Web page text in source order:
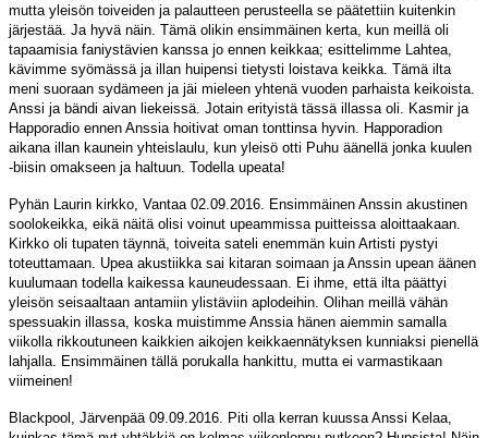
mutta yleisön toiveiden ja palautteen perusteella se päätettiin kuitenkin
järjestää. Ja hyvä näin. Tämä olikin ensimmäinen kerta, kun meillä oli
tapaamisia faniystävien kanssa jo ennen keikkaa; esittelimme Lahtea,
kävimme syömässä ja illan huipensi tietysti loistava keikka. Tämä ilta
meni suoraan sydämeen ja jäi mieleen yhtenä vuoden parhaista keikoista.
Anssi ja bändi aivan liekeissä. Jotain erityistä tässä illassa oli. Kasmir ja
Happoradio ennen Anssia hoitivat oman tonttinsa hyvin. Happoradion
aikana illan kaunein yhteislaulu, kun yleisö otti Puhu äänellä jonka kuulen
-biisin omakseen ja haltuun. Todella upeata!
Pyhän Laurin kirkko, Vantaa 02.09.2016. Ensimmäinen Anssin akustinen
soolokeikka, eikä näitä olisi voinut upeammissa puitteissa aloittaakaan.
Kirkko oli tupaten täynnä, toiveita sateli enemmän kuin Artisti pystyi
toteuttamaan. Upea akustiikka sai kitaran soimaan ja Anssin upean äänen
kuulumaan todella kaikessa kauneudessaan. Ei ihme, että ilta päättyi
yleisön seisaaltaan antamiin ylistäviin aplodeihin. Olihan meillä vähän
spessuakin illassa, koska muistimme Anssia hänen aiemmin samalla
viikolla rikkoutuneen kaikkien aikojen keikkaennätyksen kunniaksi pienellä
lahjalla. Ensimmäinen tällä porukalla hankittu, mutta ei varmastikaan
viimeinen!
Blackpool, Järvenpää 09.09.2016. Piti olla kerran kuussa Anssi Kelaa,